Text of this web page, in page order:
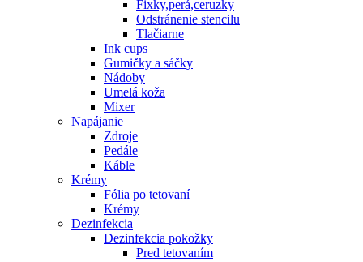
Fixky,perá,ceruzky
Odstránenie stencilu
Tlačiarne
Ink cups
Gumičky a sáčky
Nádoby
Umelá koža
Mixer
Napájanie
Zdroje
Pedále
Káble
Krémy
Fólia po tetovaní
Krémy
Dezinfekcia
Dezinfekcia pokožky
Pred tetovaním